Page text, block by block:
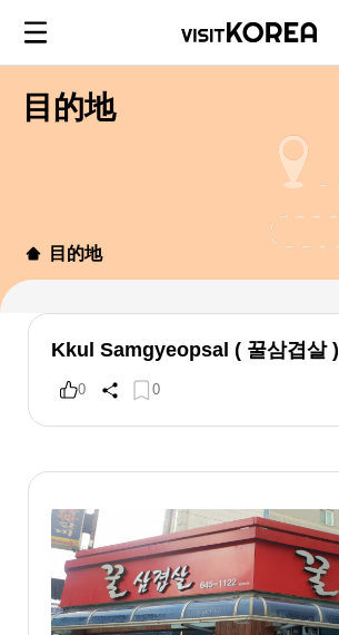
目的地
目的地
Kkul Samgyeopsal ( 꿀삼겹살 )
0 0